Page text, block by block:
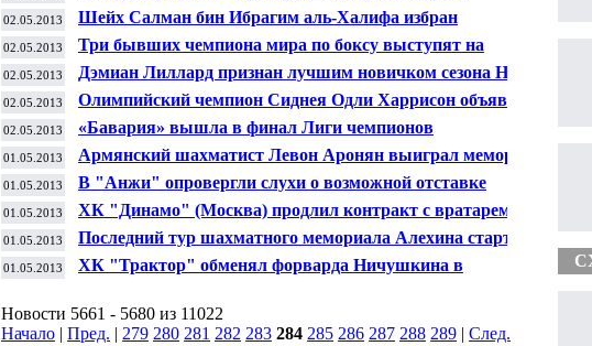
02.05.2013
Шейх Салман бин Ибрагим аль-Халифа избран
президентом Азиатской футбольной конфедерации
02.05.2013
Три бывших чемпиона мира по боксу выступят на
турнире в Санкт-Петербурге
02.05.2013 Дэмиан Лиллард признан лучшим новичком сезона НБА
02.05.2013
Олимпийский чемпион Сиднея Одли Харрисон объявил о
завершении боксерской карьеры
02.05.2013 «Бавария» вышла в финал Лиги чемпионов
01.05.2013
Армянский шахматист Левон Аронян выиграл мемориал
Алехина
01.05.2013
В "Анжи" опровергли слухи о возможной отставке
Хиддинка
01.05.2013
ХК "Динамо" (Москва) продлил контракт с вратарем
Еременко на три года
01.05.2013
Последний тур шахматного мемориала Алехина стартовал
в Петербурге
01.05.2013
ХК "Трактор" обменял форварда Ничушкина в
Новости 5661 - 5680 из 11022
Начало | Пред. | 279 280 281 282 283 284 285 286 287 288 289 | След.